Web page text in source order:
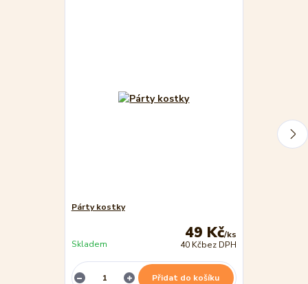
Párty kostky
49 Kč/ks
40 Kčbez DPH
Skladem
Přidat do košíku